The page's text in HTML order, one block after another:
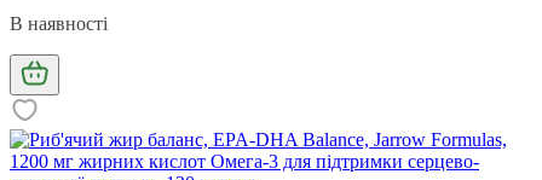
В наявності